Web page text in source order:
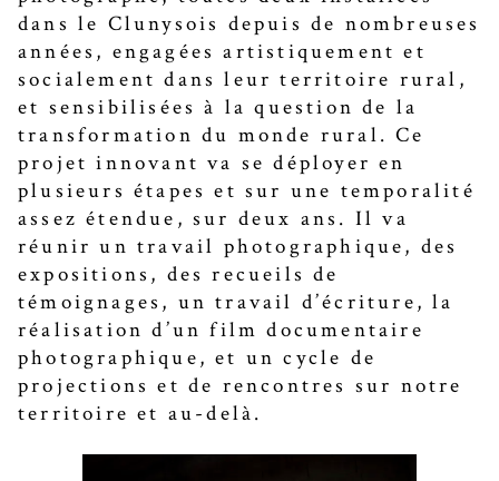
dans le Clunysois depuis de nombreuses
années, engagées artistiquement et
socialement dans leur territoire rural,
et sensibilisées à la question de la
transformation du monde rural. Ce
projet innovant va se déployer en
plusieurs étapes et sur une temporalité
assez étendue, sur deux ans. Il va
réunir un travail photographique, des
expositions, des recueils de
témoignages, un travail d’écriture, la
réalisation d’un film documentaire
photographique, et un cycle de
projections et de rencontres sur notre
territoire et au-delà.